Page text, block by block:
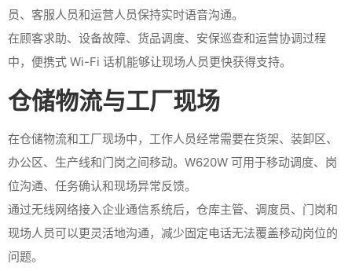
员、客服人员和运营人员保持实时语音沟通。
在顾客求助、设备故障、货品调度、安保巡查和运营协调过程
中，便携式 Wi-Fi 话机能够让现场人员更快获得支持。
仓储物流与工厂现场
在仓储物流和工厂现场中，工作人员经常需要在货架、装卸区、
办公区、生产线和门岗之间移动。W620W 可用于移动调度、岗
位沟通、任务确认和现场异常反馈。
通过无线网络接入企业通信系统后，仓库主管、调度员、门岗和
现场人员可以更灵活地沟通，减少固定电话无法覆盖移动岗位的
问题。